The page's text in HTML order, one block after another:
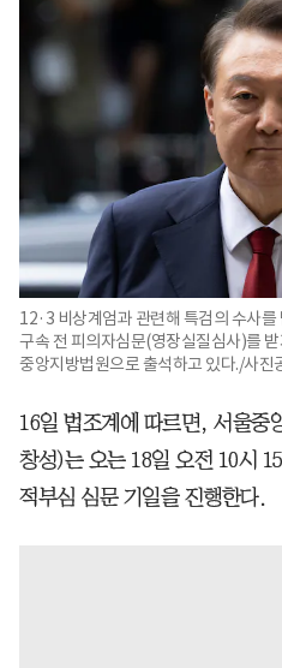
12·3 비상계엄과 관련해 특검의 수사를
구속 전 피의자심문(영장실질심사)를
중앙지방법원으로 출석하고 있다./사진
16일 법조계에 따르면, 서울중
창성)는 오는 18일 오전 10시
적부심 심문 기일을 진행한다.